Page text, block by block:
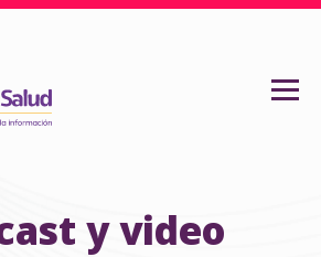
y video